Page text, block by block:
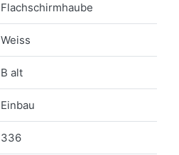
Flachschirmhaube
Weiss
B alt
Einbau
336